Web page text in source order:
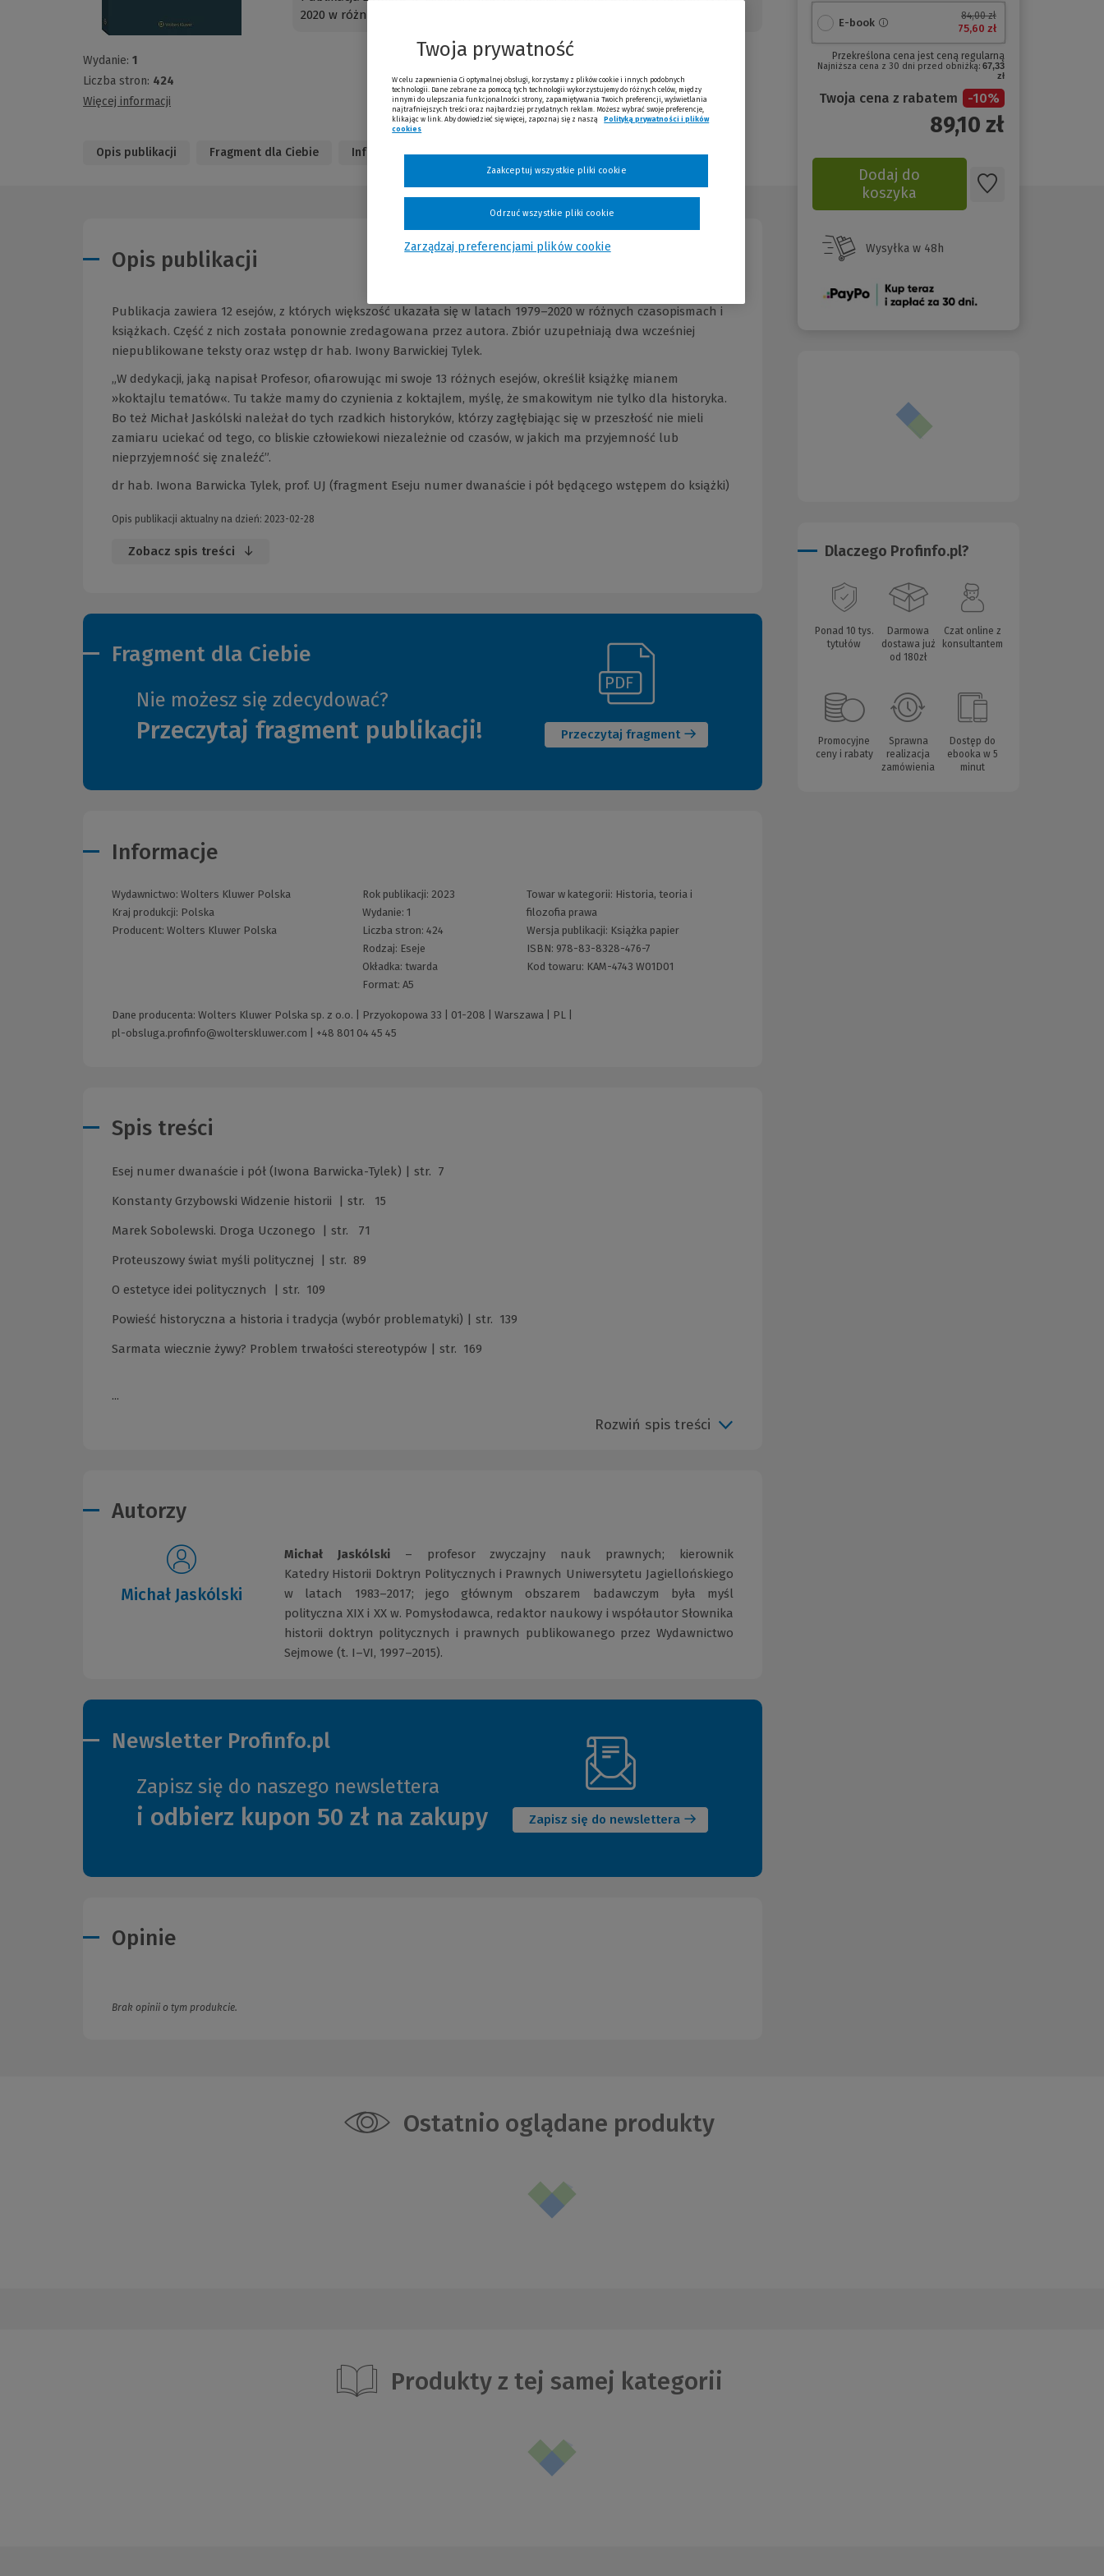
Wydanie: 1
Liczba stron: 424
Więcej informacji
2020 w różnych czasopismach i książkach.
Opis publikacji Fragment dla Ciebie Informacje Spis treści Autorzy Opinie
Opis publikacji
Publikacja zawiera 12 esejów, z których większość ukazała się w latach 1979–2020 w różnych czasopismach i
książkach. Część z nich została ponownie zredago­wana przez autora. Zbiór uzupełniają dwa wcześniej
niepublikowane teksty oraz wstęp dr hab. Iwony Barwickiej­ Tylek.
„W dedykacji, jaką napisał Profesor, ofiarowując mi swoje 13 różnych esejów, określił książkę mianem
»koktajlu tematów«. Tu także mamy do czynienia z koktajlem, myślę, że smakowitym nie tylko dla historyka.
Bo też Michał Jaskólski należał do tych rzadkich historyków, którzy zagłębiając się w prze­szłość nie mieli
zamiaru uciekać od tego, co bliskie człowiekowi niezależnie od czasów, w jakich ma przyjemność lub
nieprzyjemność się znaleźć”.
dr hab. Iwona Barwicka­ Tylek, prof. UJ (fragment Eseju numer dwanaście i pół będącego wstępem do książki)
Opis publikacji aktualny na dzień: 2023-02-28
Zobacz spis treści
Fragment dla Ciebie
Nie możesz się zdecydować?
Przeczytaj fragment publikacji! Przeczytaj fragment
(Nowe
okno)
(Link
do
innej
strony)
Informacje
Wydawnictwo: Wolters Kluwer Polska
Kraj produkcji: Polska
Producent: Wolters Kluwer Polska
Rok publikacji: 2023
Wydanie: 1
Liczba stron: 424
Rodzaj: Eseje
Okładka: twarda
Format: A5
Towar w kategorii: Historia, teoria i
filozofia prawa
Wersja publikacji: Książka papier
ISBN: 978-83-8328-476-7
Kod towaru: KAM-4743 W01D01
Dane producenta: Wolters Kluwer Polska sp. z o.o. | Przyokopowa 33 | 01-208 | Warszawa | PL |
pl-obsluga.profinfo@wolterskluwer.com
+48 801 04 45 45
Spis treści
Esej numer dwanaście i pół (Iwona Barwicka-Tylek) | str. 7
Konstanty Grzybowski Widzenie historii | str. 15
Marek Sobolewski. Droga Uczonego | str. 71
Proteuszowy świat myśli politycznej | str. 89
O estetyce idei politycznych | str. 109
Powieść historyczna a historia i tradycja (wybór problematyki) | str. 139
Sarmata wiecznie żywy? Problem trwałości stereotypów | str. 169
...
Rozwiń spis treści
Autorzy
Michał Jaskólski
Michał Jaskólski– profesor zwyczajny nauk prawnych; kierownik
Katedry Historii Doktryn Politycznych i Prawnych Uniwersytetu Jagiellońskiego
w la­tach 1983–2017; jego głównym obszarem badawczym była myśl
polityczna XIX i XX w. Pomysłodawca, redaktor naukowy i współautor Słownika
historii doktryn politycznych i prawnych publikowanego przez Wydawnictwo
Sejmo­we (t. I–VI, 1997–2015).
Newsletter Profinfo.pl
Zapisz się do naszego newslettera
i odbierz kupon 50 zł na zakupy Zapisz się do newslettera
okno)
Opinie
Brak opinii o tym produkcie.
E-book
84,00 zł
75,60 zł
Przekreślona cena jest ceną regularną
Najniższa cena z 30 dni przed obniżką: 67,33
zł
Twoja cena z rabatem -10%
89,10 zł
Dodaj do
koszyka
Wysyłka w 48h
(Nowe
Dlaczego Profinfo.pl?
Ponad 10 tys.
tytułów
Darmowa
dostawa już
od 180zł
Czat online z
konsultantem
Promocyjne
ceny i rabaty
Sprawna
realizacja
zamówienia
Dostęp do
ebooka w 5
minut
Ostatnio oglądane produkty
Produkty z tej samej kategorii
Twoja prywatność
W celu zapewnienia Ci optymalnej obsługi, korzystamy z plików cookie i innych podobnych
technologii. Dane zebrane za pomocą tych technologii wykorzystujemy do różnych celów, między
innymi do ulepszania funkcjonalności strony, zapamiętywania Twoich preferencji, wyświetlania
najtrafniejszych treści oraz najbardziej przydatnych reklam. Możesz wybrać swoje preferencje,
klikając w link. Aby dowiedzieć się więcej, zapoznaj się z naszą
Polityką prywatności i plików
cookies
Zarządzaj preferencjami plików cookie
Odrzuć wszystkie pliki cookie
Zaakceptuj wszystkie pliki cookie